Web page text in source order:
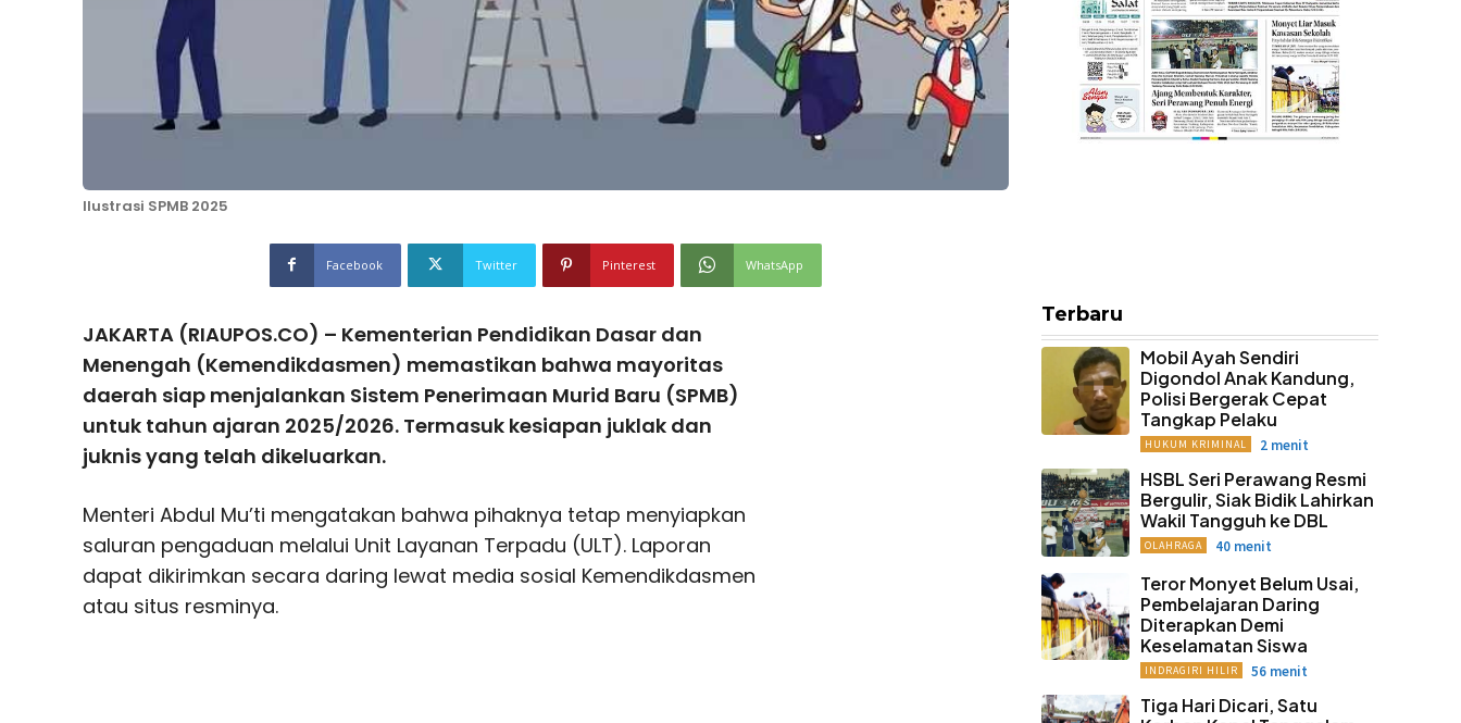
Ilustrasi SPMB 2025
Facebook Twitter Pinterest WhatsApp
JAKARTA (RIAUPOS.CO) – Kementerian Pendidikan Dasar dan
Menengah (Kemendikdasmen) memastikan bahwa mayoritas
daerah siap menjalankan Sistem Penerimaan Murid Baru (SPMB)
untuk tahun ajaran 2025/2026. Termasuk kesiapan juklak dan
juknis yang telah dikeluarkan.
Menteri Abdul Mu’ti mengatakan bahwa pihaknya tetap menyiapkan
saluran pengaduan melalui Unit Layanan Terpadu (ULT). Laporan
dapat dikirimkan secara daring lewat media sosial Kemendikdasmen
atau situs resminya.
Terbaru
Mobil Ayah Sendiri
Digondol Anak Kandung,
Polisi Bergerak Cepat
Tangkap Pelaku
HUKUM KRIMINAL 2 menit
HSBL Seri Perawang Resmi
Bergulir, Siak Bidik Lahirkan
Wakil Tangguh ke DBL
OLAHRAGA 40 menit
Teror Monyet Belum Usai,
Pembelajaran Daring
Diterapkan Demi
Keselamatan Siswa
INDRAGIRI HILIR 56 menit
Tiga Hari Dicari, Satu